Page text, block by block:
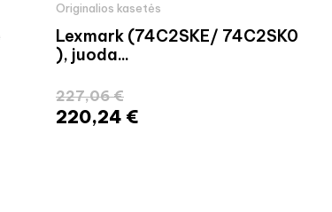
Originalios kasetės
Lexmark (74C2SKE/ 74C2SK0
), juoda...
227,06 €
220,24 €